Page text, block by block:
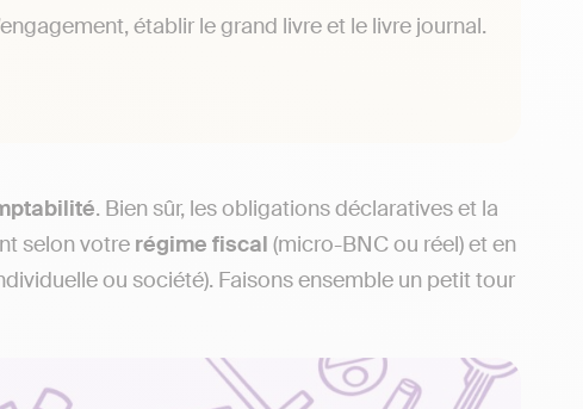
établir le grand livre et le livre journal.
. Bien sûr, les obligations déclaratives et la
selon votre régime fiscal (micro-BNC ou réel) et en
ou société). Faisons ensemble un petit tour